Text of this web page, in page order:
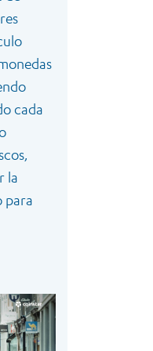
cada
la
para